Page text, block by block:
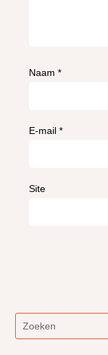
Naam*
E-mail*
Site